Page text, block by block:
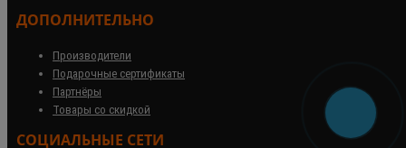
ДОПОЛНИТЕЛЬНО
Производители
Подарочные сертификаты
Партнёры
Товары со скидкой
СОЦИАЛЬНЫЕ СЕТИ